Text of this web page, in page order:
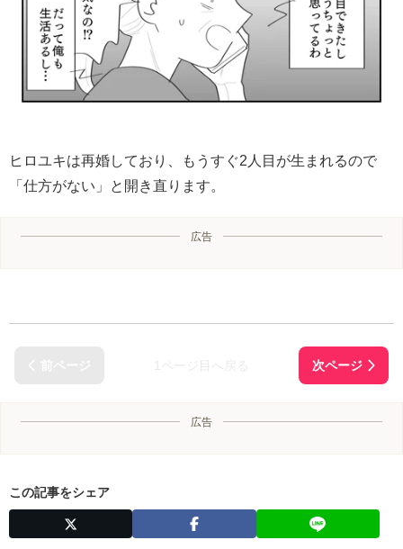
ヒロユキは再婚しており、もうすぐ2人目が生まれるので
「仕方がない」と開き直ります。
広告
広告
この記事をシェア